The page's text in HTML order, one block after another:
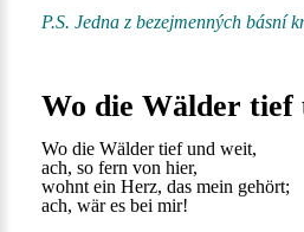
P.S. Jedna z bezejmenných básní
Wo die Wälder tief
Wo die Wälder tief und weit,
ach, so fern von hier,
wohnt ein Herz, das mein gehört;
ach, wär es bei mir!